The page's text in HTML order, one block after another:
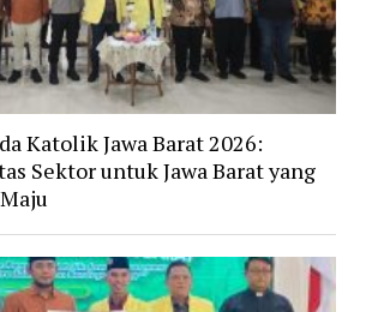
Katolik Jawa Barat 2026:
Sektor untuk Jawa Barat yang